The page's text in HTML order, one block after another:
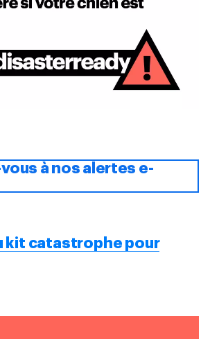
à nos alertes e-
kit catastrophe pour